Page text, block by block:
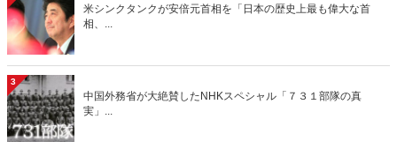
米シンクタンクが安倍元首相を「日本の歴史上最も偉大な首
相、...
3
中国外務省が大絶賛したNHKスペシャル「７３１部隊の真
実」...